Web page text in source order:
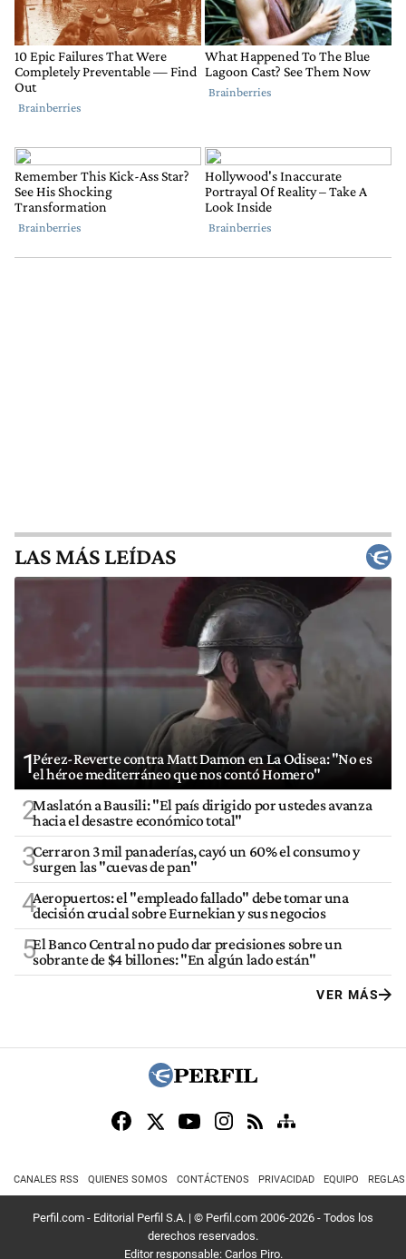
LAS MÁS LEÍDAS
1Pérez-Reverte contra Matt Damon en La Odisea: "No es
el héroe mediterráneo que nos contó Homero"
2Maslatón a Bausili: "El país dirigido por ustedes avanza
hacia el desastre económico total"
3Cerraron 3 mil panaderías, cayó un 60% el consumo y
surgen las "cuevas de pan"
4Aeropuertos: el "empleado fallado" debe tomar una
decisión crucial sobre Eurnekian y sus negocios
5El Banco Central no pudo dar precisiones sobre un
sobrante de $4 billones: "En algún lado están"
VER MÁS
CANALES RSS QUIENES SOMOS CONTÁCTENOS PRIVACIDAD EQUIPO
Perfil.com - Editorial Perfil S.A. | © Perfil.com 2006-2026 - Todos los
derechos reservados.
Editor responsable: Carlos Piro.